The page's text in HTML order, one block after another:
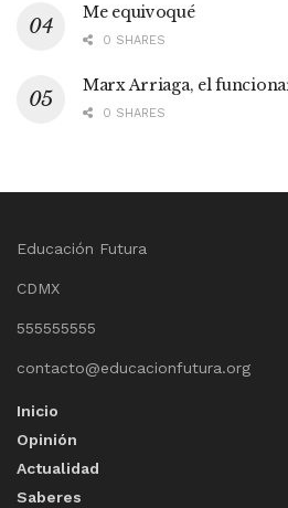
Me equivoqué
0 SHARES
Marx Arriaga, el
0 SHARES
Educación Futura
CDMX
555555555
contacto@educacionfutura.org
Inicio
Opinión
Actualidad
Saberes